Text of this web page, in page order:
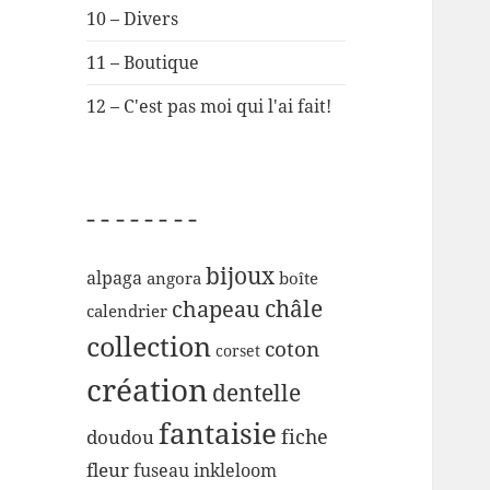
10 – Divers
11 – Boutique
12 – C'est pas moi qui l'ai fait!
– – – – – – – –
alpaga angora bijoux boîte
calendrier chapeauchâle
collection corset coton
créationdentelle
doudoufantaisie fiche
fleurfuseauinkleloom